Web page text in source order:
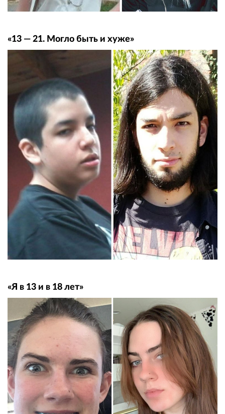
«13 — 21. Могло быть и хуже»
«Я в 13 и в 18 лет»